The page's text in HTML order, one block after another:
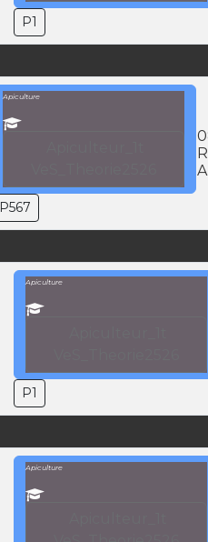
P1
Apiculture
P567
Apiculture
P1
Apiculture